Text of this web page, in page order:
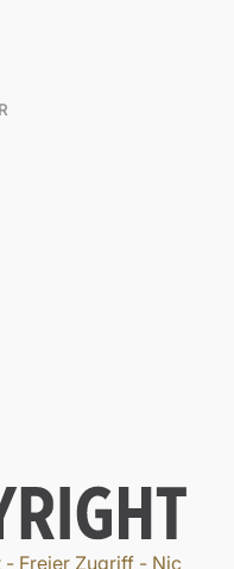
- Freier Zugriff - Nic